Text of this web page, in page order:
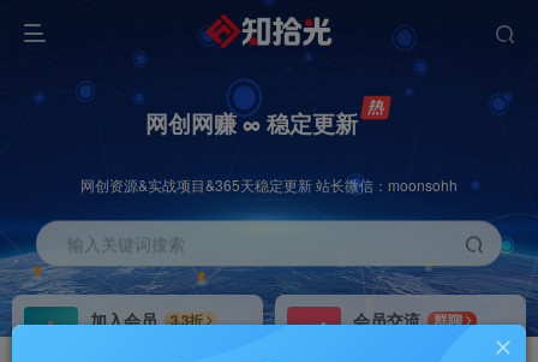
网创网赚 ∞ 稳定更新
网创资源&实战项目&365天稳定更新 站长微信：moonsohh
输入关键词搜索
加入会员
3.3折
会员交流
群聊